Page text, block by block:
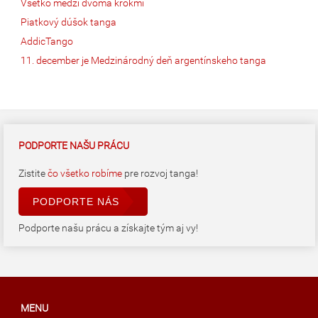
Všetko medzi dvoma krokmi
Piatkový dúšok tanga
AddicTango
11. december je Medzinárodný deň argentínskeho tanga
PODPORTE NAŠU PRÁCU
Zistitečo všetko robíme pre rozvoj tanga!
PODPORTE NÁS
Podporte našu prácu a získajte tým aj vy!
MENU